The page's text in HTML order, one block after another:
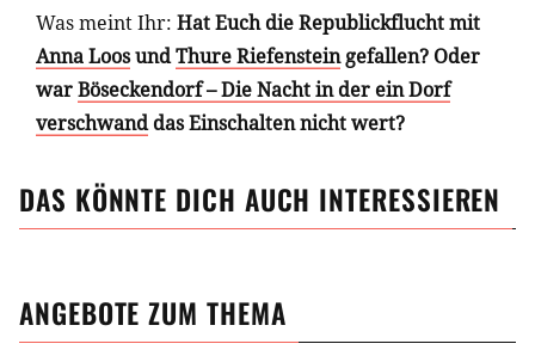
Was meint Ihr: Hat Euch die Republickflucht mit
Anna LoosundThure Riefensteingefallen? Oder
warBöseckendorf – Die Nacht in der ein Dorf
verschwanddas Einschalten nicht wert?
DAS KÖNNTE DICH AUCH INTERESSIEREN
ANGEBOTE ZUM THEMA